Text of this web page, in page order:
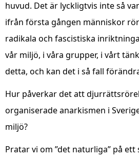
huvud. Det är lyckligtvis inte så
ifrån första gången människor
radikala och fascistiska
vår miljö, i våra grupper, i vårt
detta, och kan det i så fall
Hur påverkar det att
organiserade anarkismen i
miljö?
Pratar vi om ”det naturliga” på